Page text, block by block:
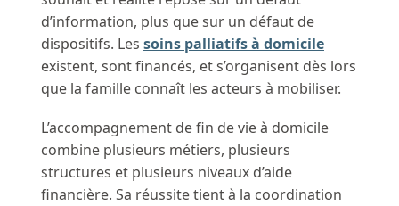
d’information, plus que sur un défaut de
dispositifs. Les soins palliatifs à domicile
existent, sont financés, et s’organisent dès lors
que la famille connaît les acteurs à mobiliser.
L’accompagnement de fin de vie à domicile
combine plusieurs métiers, plusieurs
structures et plusieurs niveaux d’aide
financière. Sa réussite tient à la coordination